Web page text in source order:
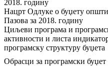
2018. годину
Нацрт Одлуке о буџету
Пазова за 2018. годину
Циљеви програма и
активности и листа
програмску структуру буџета
Обрасци за програмски буџет